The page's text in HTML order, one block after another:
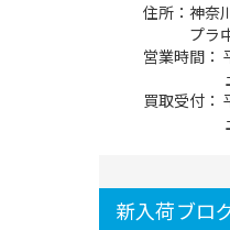
住所：神奈
プラ
営業時間：
買取受付：
新入荷ブロ